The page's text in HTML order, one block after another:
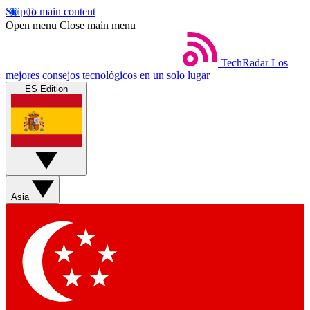
Skip to main content
Open menu Close main menu
TechRadar Los
mejores consejos tecnológicos en un solo lugar
ES Edition
Asia